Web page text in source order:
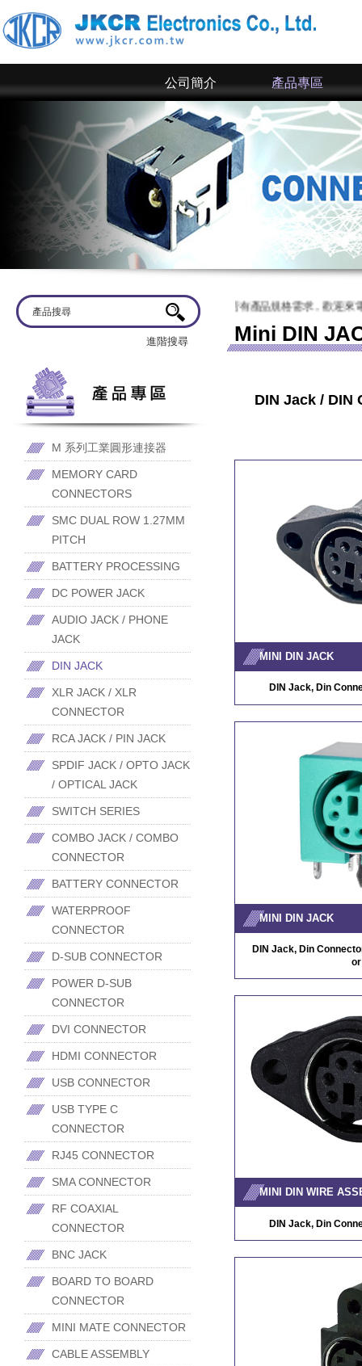
公司簡介 產品專區
京政電子~ 網站上僅為一部分規格，倘若有產品規格需求，歡迎來電洽談
Mini DIN
DIN Jack / DIN
MINI DIN JACK
DIN Jack, Din
MINI DIN JACK
DIN Jack, Din
MINI DIN WIRE
DIN Jack, Din
進階搜尋
M 系列工業圓形連接器
MEMORY CARD
CONNECTORS
SMC DUAL ROW 1.27MM
PITCH
BATTERY PROCESSING
DC POWER JACK
AUDIO JACK / PHONE
JACK
DIN JACK
XLR JACK / XLR
CONNECTOR
RCA JACK / PIN JACK
SPDIF JACK / OPTO JACK
/ OPTICAL JACK
SWITCH SERIES
COMBO JACK / COMBO
CONNECTOR
BATTERY CONNECTOR
WATERPROOF
CONNECTOR
D-SUB CONNECTOR
POWER D-SUB
CONNECTOR
DVI CONNECTOR
HDMI CONNECTOR
USB CONNECTOR
USB TYPE C
CONNECTOR
RJ45 CONNECTOR
SMA CONNECTOR
RF COAXIAL
CONNECTOR
BNC JACK
BOARD TO BOARD
CONNECTOR
MINI MATE CONNECTOR
CABLE ASSEMBLY